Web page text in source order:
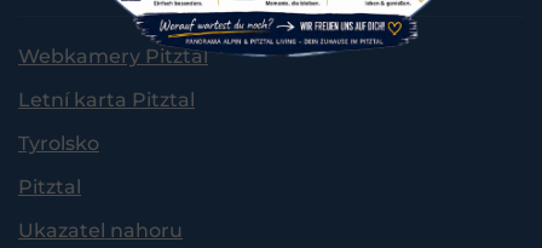
Webkamery Pitztal
Letní karta Pitztal
Tyrolsko
Pitztal
Ukazatel nahoru